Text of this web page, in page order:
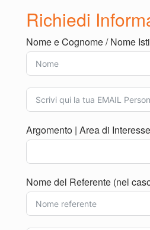
Le news di Sale
Richiedi
Nome e Cognome / Nome
Argomento | Area di
Nome del Referente (nel